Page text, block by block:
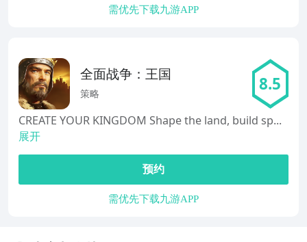
需优先下载九游APP
全面战争：王国
策略 8.5
CREATE YOUR KINGDOM Shape the land, build sp...
展开
预约
需优先下载九游APP